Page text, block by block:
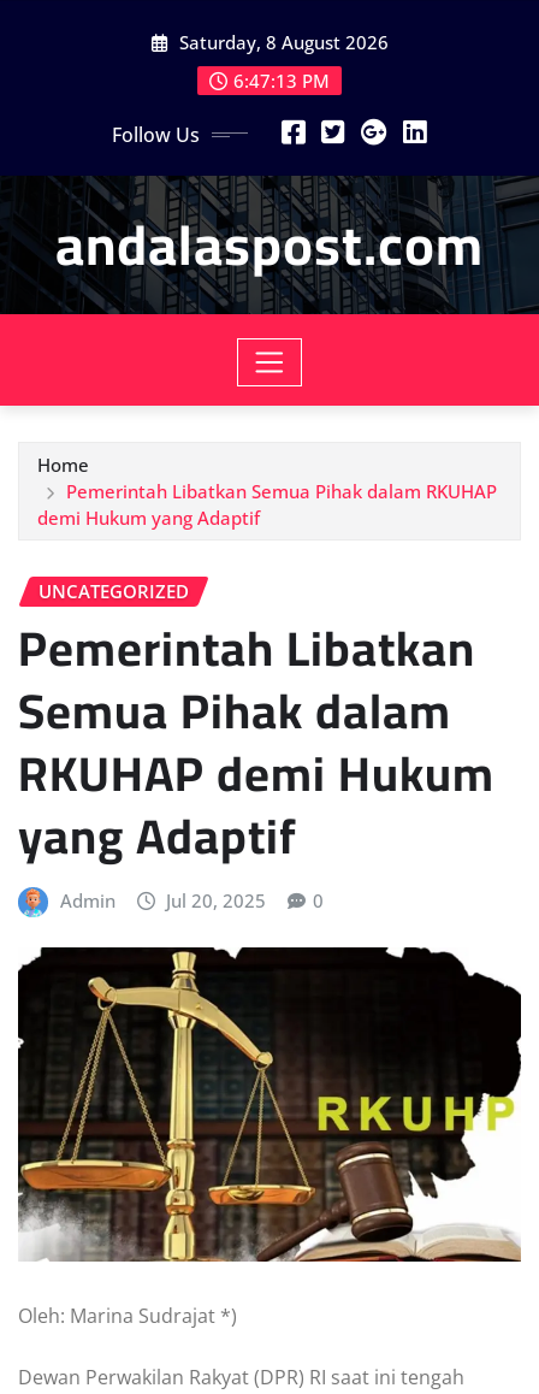
Saturday, 8 August 2026
6:47:14 PM
Follow Us
andalaspost.com
Home
Pemerintah Libatkan Semua Pihak dalam RKUHAP
demi Hukum yang Adaptif
UNCATEGORIZED
Pemerintah Libatkan
Semua Pihak dalam
RKUHAP demi Hukum
yang Adaptif
Admin Jul 20, 2025 0
Oleh: Marina Sudrajat *)
Dewan Perwakilan Rakyat (DPR) RI saat ini tengah